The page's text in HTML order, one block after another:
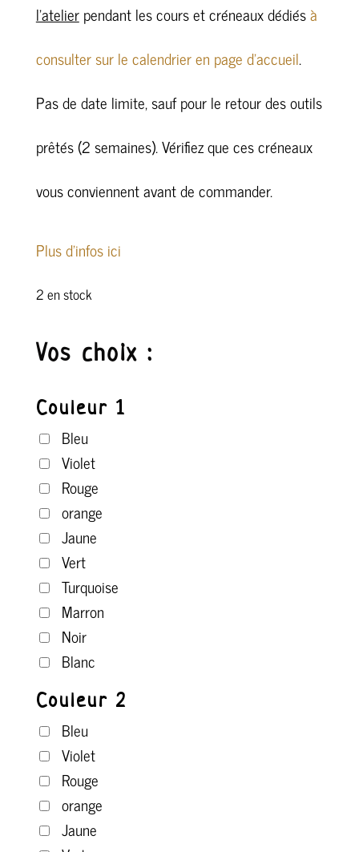
l’atelierpendant les cours et créneaux dédiésà
consulter sur le calendrier en page d’accueil.
Pas de date limite, sauf pour le retour des outils
prêtés (2 semaines). Vérifiez que ces créneaux
vous conviennent avant de commander.
Plus d’infos ici
2 en stock
Vos choix :
Couleur 1
Bleu
Violet
Rouge
orange
Jaune
Vert
Turquoise
Marron
Noir
Blanc
Couleur 2
Bleu
Violet
Rouge
orange
Jaune